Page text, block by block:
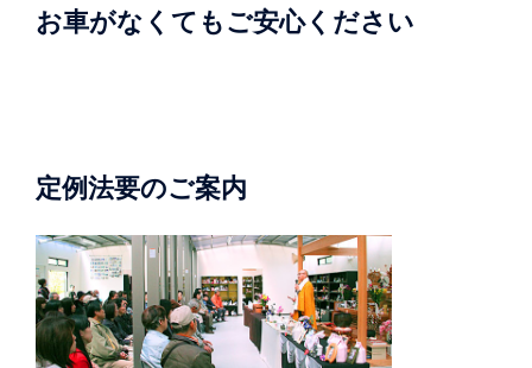
お車がなくてもご安心ください
定例法要のご案内